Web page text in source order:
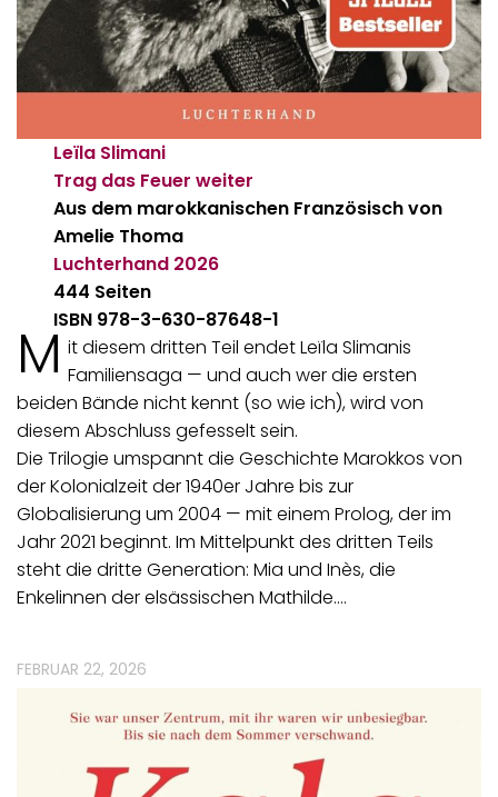
Leïla Slimani
Trag das Feuer weiter
Aus dem marokkanischen Französisch von
Amelie Thoma
Luchterhand 2026
444 Seiten
ISBN 978-3-630-87648-1
M it diesem dritten Teil endet Leïla Slimanis
Familiensaga — und auch wer die ersten
beiden Bände nicht kennt (so wie ich), wird von
diesem Abschluss gefesselt sein.
Die Trilogie umspannt die Geschichte Marokkos von
der Kolonialzeit der 1940er Jahre bis zur
Globalisierung um 2004 — mit einem Prolog, der im
Jahr 2021 beginnt. Im Mittelpunkt des dritten Teils
steht die dritte Generation: Mia und Inès, die
Enkelinnen der elsässischen Mathilde.…
FEBRUAR 22, 2026